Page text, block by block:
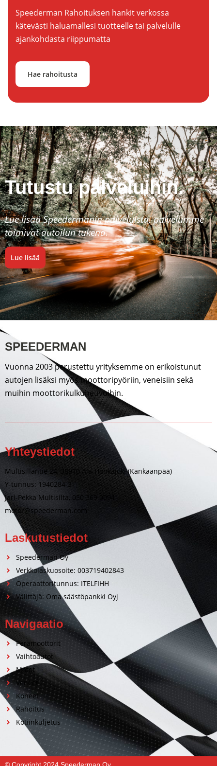
Speederman Rahoituksen hankit verkossa
kätevästi haluamallesi tuotteelle tai palvelulle
ajankohdasta riippumatta
Hae rahoitusta
Tutustu palveluihin.
Lue lisää Speedermanin palveluista, palvelumme
toimivat autoilun tukena.
Lue lisää
SPEEDERMAN
Vuonna 2003 perustettu yrityksemme on erikoistunut
autojen lisäksi myös moottoripyöriin, veneisiin sekä
muihin moottorikulkuneuvoihin.
Yhteystiedot
Multisillantie 24, 38910 Ala-Honkajoki (Kankaanpää)
Y-tunnus: 1940284-3
Jari-Pekka Multisilta, 050 369 0094
motor@speederman.com
Laskutustiedot
Speederman Oy
Verkkolaskuosoite: 003719402843
Operaattoritunnus: ITELFIHH
Välittäjä: Oma säästöpankki Oyj
Navigaatio
Perämoottorit
Vaihtoautot
Motot
Veneet
Koneet
Rahoitus
Kotiinkuljetus